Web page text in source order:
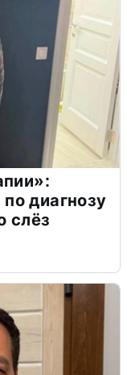
диагнозу
слёз